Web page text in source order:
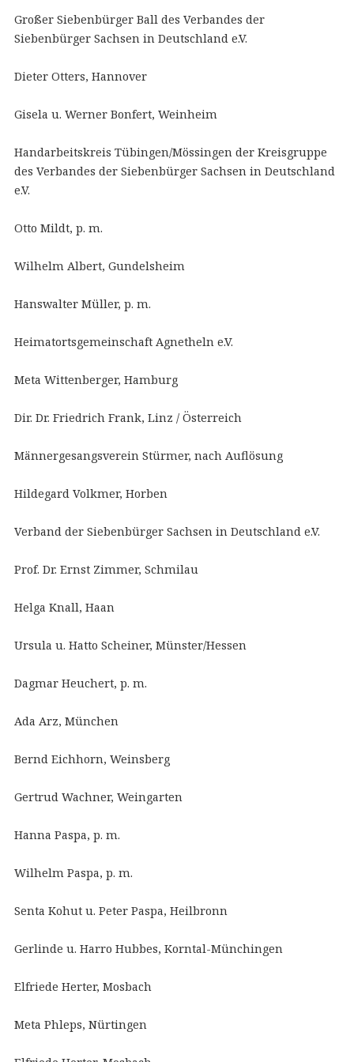
Großer Siebenbürger Ball des Verbandes der
Siebenbürger Sachsen in Deutschland e.V.
Dieter Otters, Hannover
Gisela u. Werner Bonfert, Weinheim
Handarbeitskreis Tübingen/Mössingen der Kreisgruppe
des Verbandes der Siebenbürger Sachsen in Deutschland
e.V.
Otto Mildt, p. m.
Wilhelm Albert, Gundelsheim
Hanswalter Müller, p. m.
Heimatortsgemeinschaft Agnetheln e.V.
Meta Wittenberger, Hamburg
Dir. Dr. Friedrich Frank, Linz / Österreich
Männergesangsverein Stürmer, nach Auflösung
Hildegard Volkmer, Horben
Verband der Siebenbürger Sachsen in Deutschland e.V.
Prof. Dr. Ernst Zimmer, Schmilau
Helga Knall, Haan
Ursula u. Hatto Scheiner, Münster/Hessen
Dagmar Heuchert, p. m.
Ada Arz, München
Bernd Eichhorn, Weinsberg
Gertrud Wachner, Weingarten
Hanna Paspa, p. m.
Wilhelm Paspa, p. m.
Senta Kohut u. Peter Paspa, Heilbronn
Gerlinde u. Harro Hubbes, Korntal-Münchingen
Elfriede Herter, Mosbach
Meta Phleps, Nürtingen